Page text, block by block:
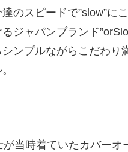
のスピードで”slow”に
ジャパンブランド
ンプルながらこだわり
が当時着ていたカバーオ